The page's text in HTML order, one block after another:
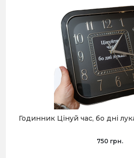
Годинник Цінуй час, бо дні
750 грн.